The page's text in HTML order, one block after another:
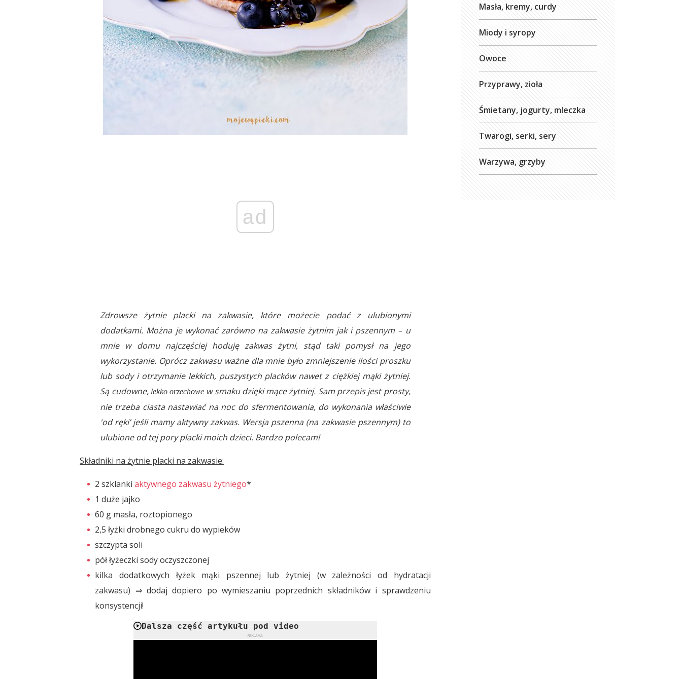
ad
Zdrowsze żytnie placki na zakwasie, które możecie podać z ulubionymi
dodatkami. Można je wykonać zarówno na zakwasie żytnim jak i pszennym – u
mnie w domu najczęściej hoduję zakwas żytni, stąd taki pomysł na jego
wykorzystanie. Oprócz zakwasu ważne dla mnie było zmniejszenie ilości proszku
lub sody i otrzymanie lekkich, puszystych placków nawet z ciężkiej mąki żytniej.
Są cudowne, lekko orzechowe w smaku dzięki mące żytniej. Sam przepis jest prosty,
nie trzeba ciasta nastawiać na noc do sfermentowania, do wykonania właściwie
'od ręki’ jeśli mamy aktywny zakwas. Wersja pszenna (na zakwasie pszennym) to
ulubione od tej pory placki moich dzieci. Bardzo polecam!
Składniki na żytnie placki na zakwasie:
2 szklankiaktywnego zakwasu żytniego*
1 duże jajko
60 g masła, roztopionego
2,5 łyżki drobnego cukru do wypieków
szczypta soli
pół łyżeczki sody oczyszczonej
kilka dodatkowych łyżek mąki pszennej lub żytniej (w zależności od hydratacji
zakwasu) ⇒ dodaj dopiero po wymieszaniu poprzednich składników i sprawdzeniu
konsystencji!
Dalsza część artykułu pod video
REKLAMA
Masła, kremy, curdy
Miody i syropy
Owoce
Przyprawy, zioła
Śmietany, jogurty, mleczka
Twarogi, serki, sery
Warzywa, grzyby